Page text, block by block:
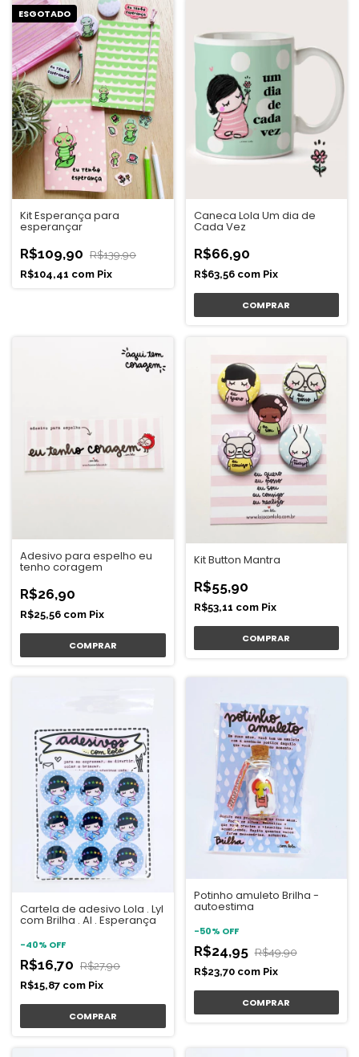
ESGOTADO
Kit Esperança para
esperançar
R$109,90 R$139,90
R$104,41 com Pix
Caneca Lola Um dia de
Cada Vez
R$66,90
R$63,56 com Pix
Adesivo para espelho eu
tenho coragem
R$26,90
R$25,56 com Pix
Kit Button Mantra
R$55,90
R$53,11 com Pix
Cartela de adesivo Lola . Lyl
com Brilha . Al . Esperança
-40% OFF
R$16,70 R$27,90
R$15,87 com Pix
Potinho amuleto Brilha -
autoestima
-50% OFF
R$24,95 R$49,90
R$23,70 com Pix